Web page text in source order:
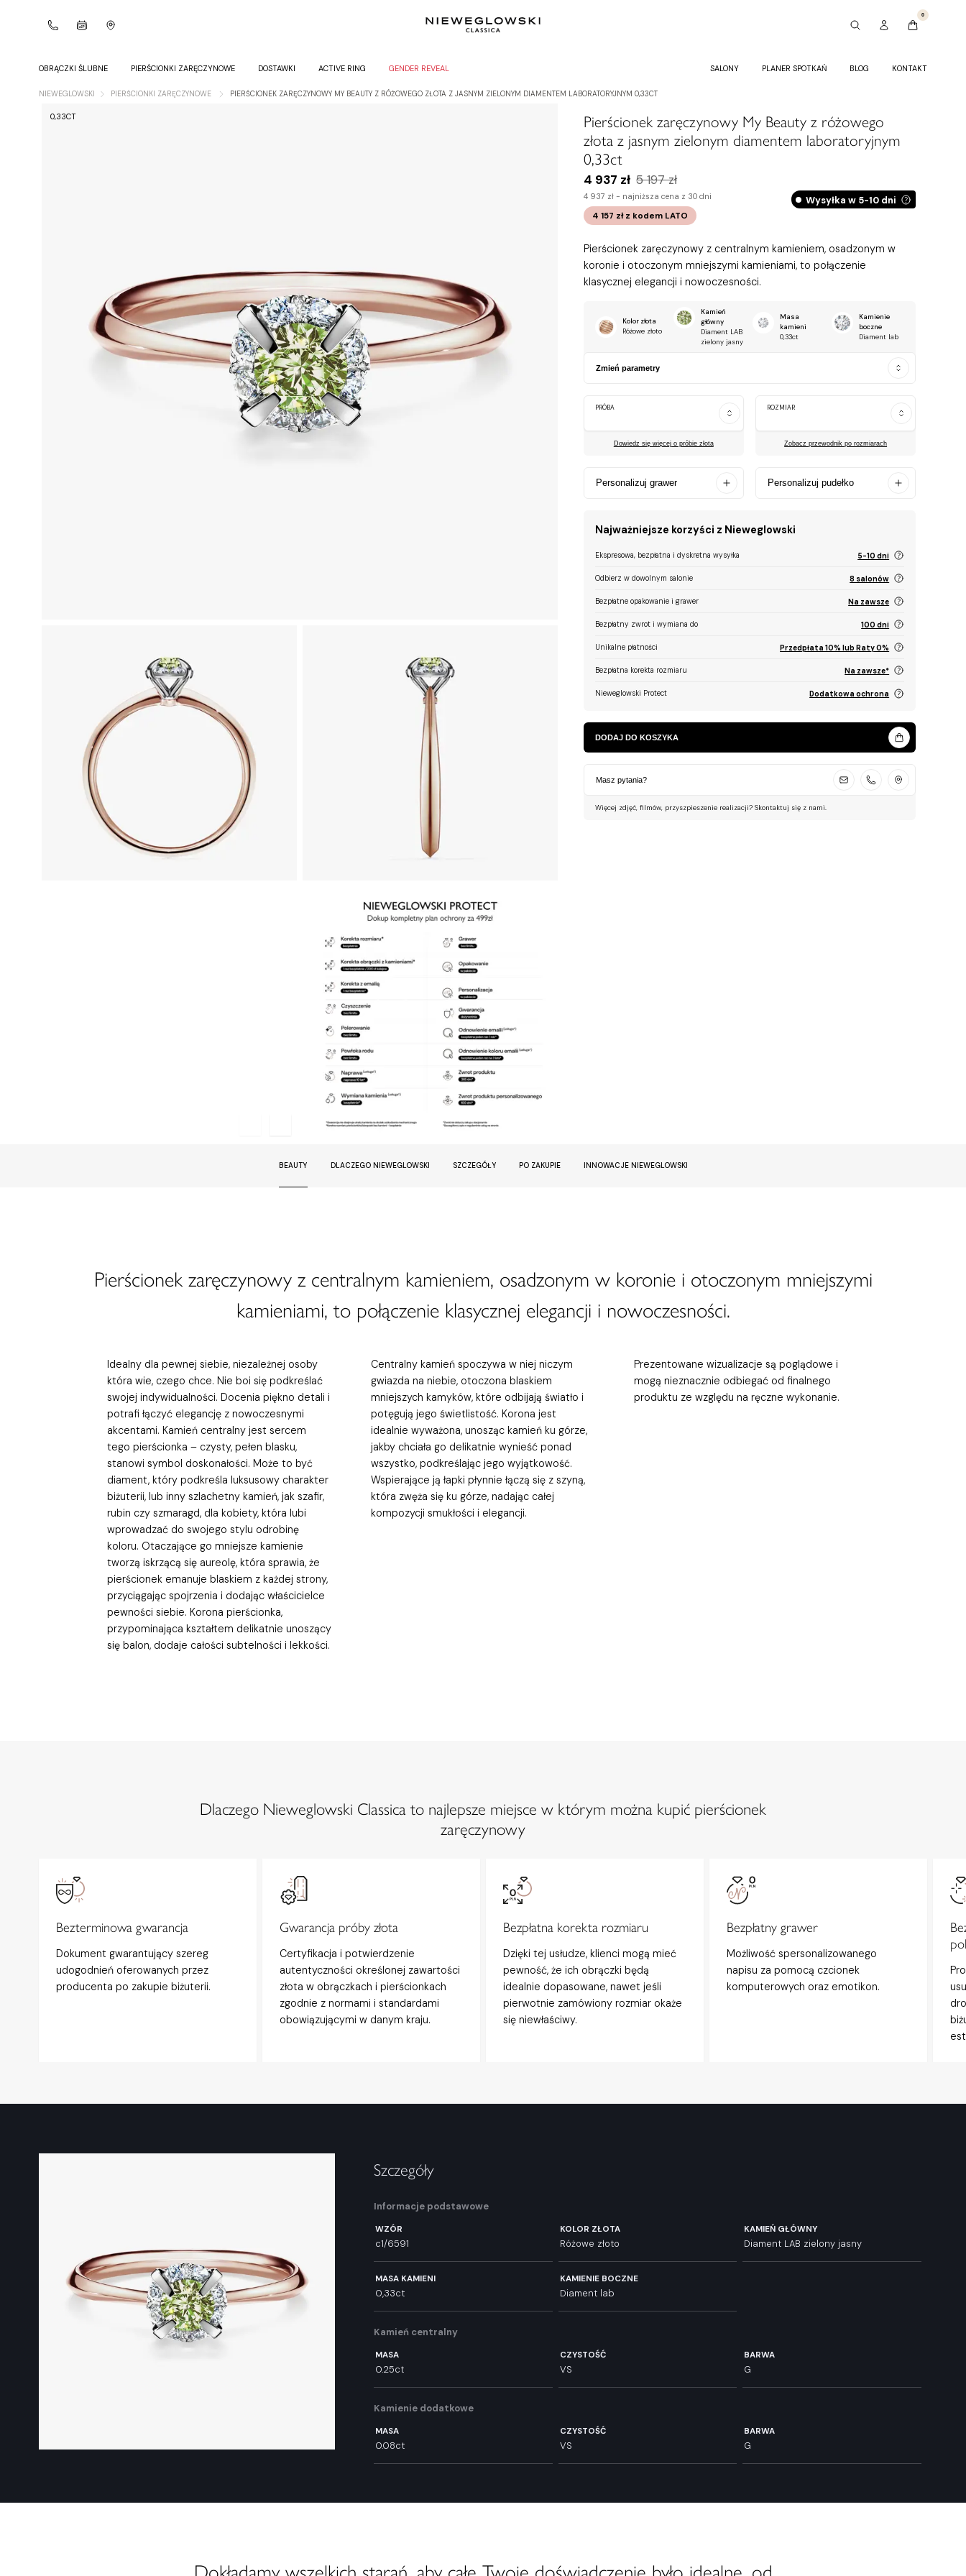
0
OBRĄCZKI ŚLUBNE PIERŚCIONKI ZARĘCZYNOWE DOSTAWKI ACTIVE RING GENDER REVEAL SALONY PLANER SPOTKAŃ BLOG KONTAKT
NIEWEGLOWSKI PIERŚCIONKI ZARĘCZYNOWE PIERŚCIONEK ZARĘCZYNOWY MY BEAUTY Z RÓŻOWEGO ZŁOTA Z JASNYM ZIELONYM DIAMENTEM LABORATORYJNYM 0,33CT
0,33CT
Pierścionek zaręczynowy My Beauty z różowego
złota z jasnym zielonym diamentem laboratoryjnym
0,33ct
4 937 zł 5 197 zł
4 937 zł - najniższa cena z 30 dni
4 157 zł z kodemLATO
Wysyłka w 5-10 dni
Pierścionek zaręczynowy z centralnym kamieniem, osadzonym w
koronie i otoczonym mniejszymi kamieniami, to połączenie
klasycznej elegancji i nowoczesności.
Kolor złota
Różowe złoto
Kamień
główny
Diament LAB
zielony jasny
Masa
kamieni
0,33ct
Kamienie
boczne
Diament lab
Zmień parametry
PRÓBA
Dowiedz się więcej o próbie złota
ROZMIAR
Zobacz przewodnik po rozmiarach
Personalizuj grawer Personalizuj pudełko
Najważniejsze korzyści z Nieweglowski
Ekspresowa, bezpłatna i dyskretna wysyłka 5-10 dni
Odbierz w dowolnym salonie 8 salonów
Bezpłatne opakowanie i grawer Na zawsze
Bezpłatny zwrot i wymiana do 100 dni
Unikalne płatności Przedpłata 10% lub Raty 0%
Bezpłatna korekta rozmiaru Na zawsze*
Nieweglowski Protect Dodatkowa ochrona
DODAJ DO KOSZYKA
Masz pytania?
Więcej zdjęć, filmów, przyszpieszenie realizacji? Skontaktuj się z nami.
BEAUTY DLACZEGO NIEWEGLOWSKI SZCZEGÓŁY PO ZAKUPIE INNOWACJE NIEWEGLOWSKI
Pierścionek zaręczynowy z centralnym kamieniem, osadzonym w koronie i otoczonym mniejszymi
kamieniami, to połączenie klasycznej elegancji i nowoczesności.
Idealny dla pewnej siebie, niezależnej osoby
która wie, czego chce. Nie boi się podkreślać
swojej indywidualności. Docenia piękno detali i
potrafi łączyć elegancję z nowoczesnymi
akcentami. Kamień centralny jest sercem
tego pierścionka – czysty, pełen blasku,
stanowi symbol doskonałości. Może to być
diament, który podkreśla luksusowy charakter
biżuterii, lub inny szlachetny kamień, jak szafir,
rubin czy szmaragd, dla kobiety, która lubi
wprowadzać do swojego stylu odrobinę
koloru. Otaczające go mniejsze kamienie
tworzą iskrzącą się aureolę, która sprawia, że
pierścionek emanuje blaskiem z każdej strony,
przyciągając spojrzenia i dodając właścicielce
pewności siebie. Korona pierścionka,
przypominająca kształtem delikatnie unoszący
się balon, dodaje całości subtelności i lekkości.
Centralny kamień spoczywa w niej niczym
gwiazda na niebie, otoczona blaskiem
mniejszych kamyków, które odbijają światło i
potęgują jego świetlistość. Korona jest
idealnie wyważona, unosząc kamień ku górze,
jakby chciała go delikatnie wynieść ponad
wszystko, podkreślając jego wyjątkowość.
Wspierające ją łapki płynnie łączą się z szyną,
która zwęża się ku górze, nadając całej
kompozycji smukłości i elegancji.
Prezentowane wizualizacje są poglądowe i
mogą nieznacznie odbiegać od finalnego
produktu ze względu na ręczne wykonanie.
Dlaczego Nieweglowski Classica to najlepsze miejsce w którym można kupić pierścionek
zaręczynowy
Bezterminowa gwarancja
Dokument gwarantujący szereg
udogodnień oferowanych przez
producenta po zakupie biżuterii.
Gwarancja próby złota
Certyfikacja i potwierdzenie
autentyczności określonej zawartości
złota w obrączkach i pierścionkach
zgodnie z normami i standardami
obowiązującymi w danym kraju.
Bezpłatna korekta rozmiaru
Dzięki tej usłudze, klienci mogą mieć
pewność, że ich obrączki będą
idealnie dopasowane, nawet jeśli
pierwotnie zamówiony rozmiar okaże
się niewłaściwy.
Bezpłatny grawer
Możliwość spersonalizowanego
napisu za pomocą czcionek
komputerowych oraz emotikon.
Szczegóły
Informacje podstawowe
WZÓR
c1/6591
KOLOR ZŁOTA
Różowe złoto
KAMIEŃ GŁÓWNY
Diament LAB zielony jasny
MASA KAMIENI
0,33ct
KAMIENIE BOCZNE
Diament lab
Kamień centralny
MASA
0.25ct
CZYSTOŚĆ
VS
BARWA
G
Kamienie dodatkowe
MASA
0.08ct
CZYSTOŚĆ
VS
BARWA
G